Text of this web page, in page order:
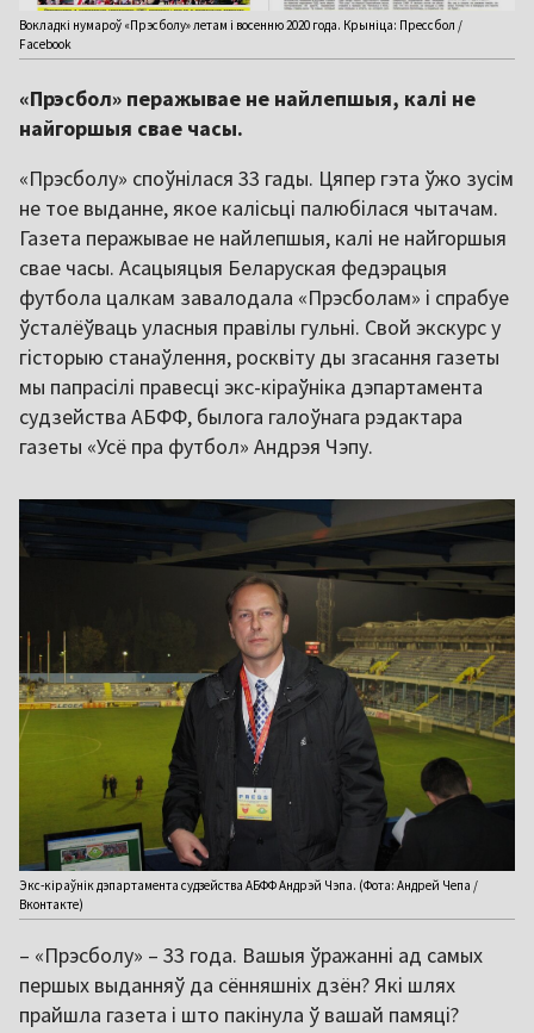
Вокладкі нумароў «Прэсболу» летам і восенню 2020 года. Крыніца: Прессбол /
Facebook
«Прэсбол» перажывае не найлепшыя, калі не
найгоршыя свае часы.
«Прэсболу» споўнілася 33 гады. Цяпер гэта ўжо зусім
не тое выданне, якое калісьці палюбілася чытачам.
Газета перажывае не найлепшыя, калі не найгоршыя
свае часы. Асацыяцыя Беларуская федэрацыя
футбола цалкам завалодала «Прэсболам» і спрабуе
ўсталёўваць уласныя правілы гульні. Свой экскурс у
гісторыю станаўлення, росквіту ды згасання газеты
мы папрасілі правесці экс-кіраўніка дэпартамента
судзейства АБФФ, былога галоўнага рэдактара
газеты «Усё пра футбол» Андрэя Чэпу.
Экс-кіраўнік дэпартамента судзейства АБФФ Андрэй Чэпа. (Фота: Андрей Чепа /
Вконтакте)
– «Прэсболу» – 33 года. Вашыя ўражанні ад самых
першых выданняў да сённяшніх дзён? Які шлях
прайшла газета і што пакінула ў вашай памяці?